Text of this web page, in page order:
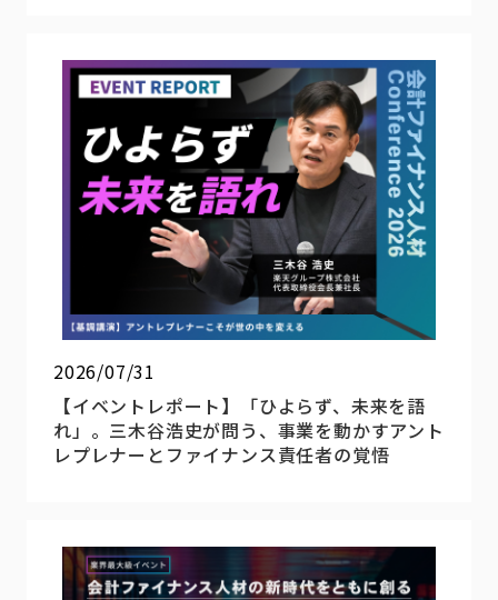
2026/07/31
【イベントレポート】「ひよらず、未来を語
れ」。三木谷浩史が問う、事業を動かすアント
レプレナーとファイナンス責任者の覚悟